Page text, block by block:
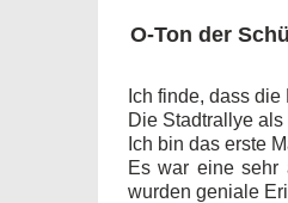
O-Ton der
Ich finde, dass
Die Stadtrallye
Ich bin das erste
Es war eine sehr
wurden geniale